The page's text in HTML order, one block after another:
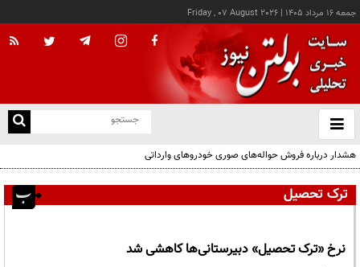
جمعه ۱۶ مرداد ۱۴۰۵ |
Friday , 07 August 2026
باز
و
هشدار درباره فروش حواله‌های صوری خودروهای وارداتی
ترک تحصیل
نرخ «ترک تحصیل» دبیرستانی‌ها کاهشی شد